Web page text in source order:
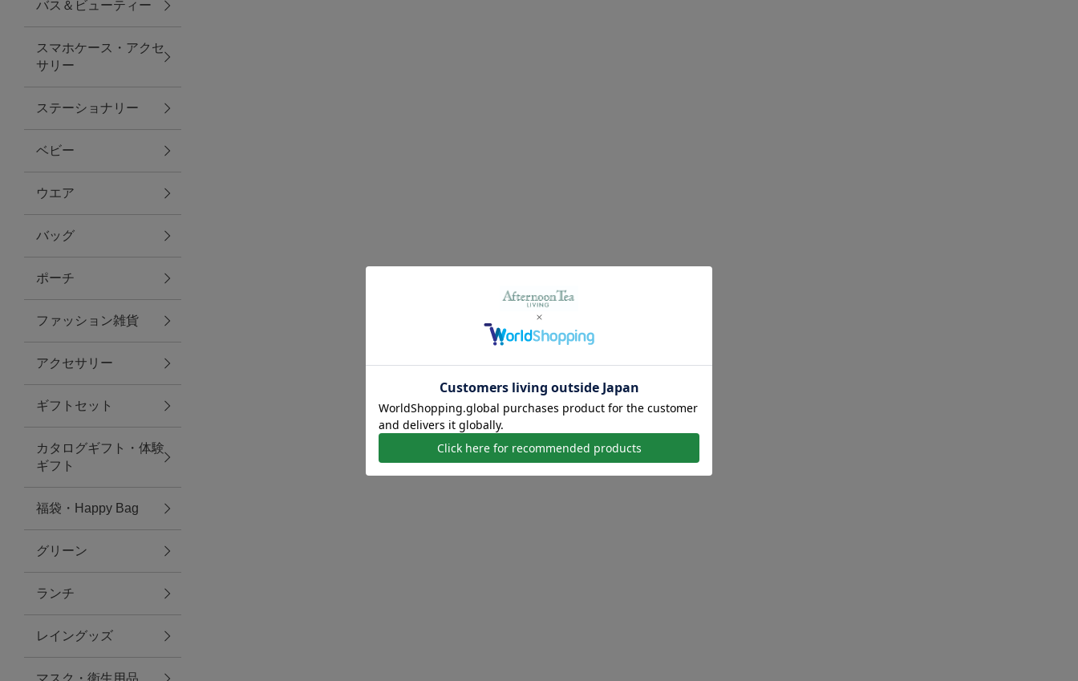
ダイニング
キッチン
ファブリック
グリーン
バス＆ビューティー
バス＆ビューティー
タオル
ウエア＆バッグ
ウエア
レイングッズ
アクセサリー
ファッション雑貨
ファッショングッズ
バス＆ビューティー
スマホケース・アクセ
サリー
ステーショナリー
ベビー
ウエア
バッグ
ポーチ
ファッション雑貨
アクセサリー
ギフトセット
カタログギフト・体験
ギフト
福袋・Happy Bag
グリーン
ランチ
レイングッズ
マスク・衛生用品